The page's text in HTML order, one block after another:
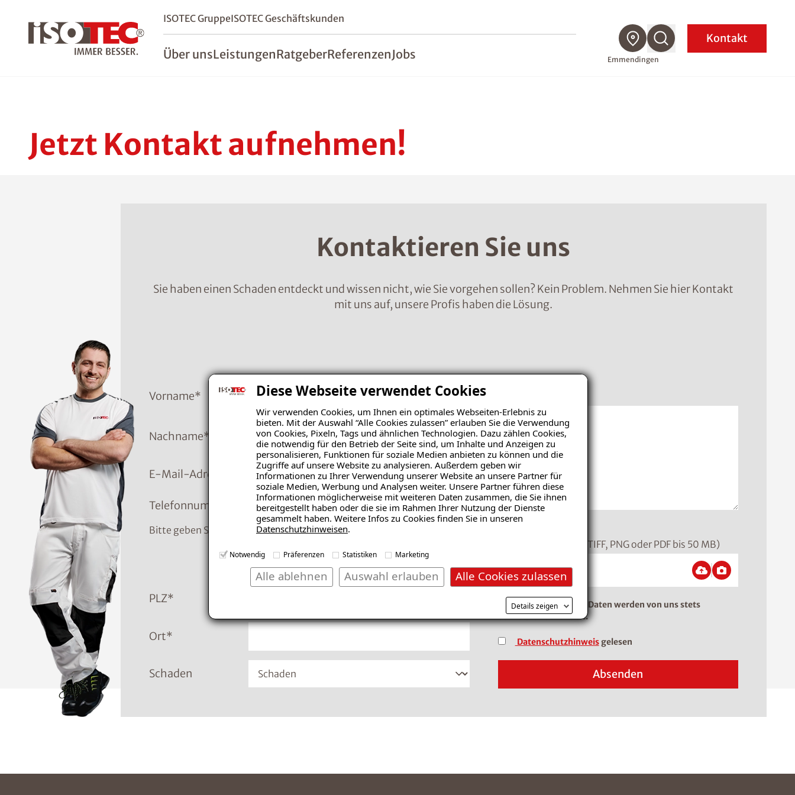
Diese Webseite verwendet Cookies
Wir verwenden Cookies, um Ihnen ein optimales Webseiten-Erlebnis zu
bieten. Mit der Auswahl “Alle Cookies zulassen” erlauben Sie die Verwendung
von Cookies, Pixeln, Tags und ähnlichen Technologien. Dazu zählen Cookies,
die notwendig für den Betrieb der Seite sind, um Inhalte und Anzeigen zu
personalisieren, Funktionen für soziale Medien anbieten zu können und die
Zugriffe auf unsere Website zu analysieren. Außerdem geben wir
Informationen zu Ihrer Verwendung unserer Website an unsere Partner für
soziale Medien, Werbung und Analysen weiter. Unsere Partner führen diese
Informationen möglicherweise mit weiteren Daten zusammen, die Sie ihnen
bereitgestellt haben oder die sie im Rahmen Ihrer Nutzung der Dienste
gesammelt haben. Weitere Infos zu Cookies finden Sie in unseren
Datenschutzhinweisen.
Notwendig Präferenzen Statistiken Marketing
Alle Cookies zulassen
Auswahl erlauben
Alle ablehnen
Details zeigen
ISOTEC GruppeISOTEC Geschäftskunden
Über unsLeistungenRatgeberReferenzenJobs Emmendingen
Kontakt
Jetzt Kontakt aufnehmen!
Kontaktieren Sie uns
Sie haben einen Schaden entdeckt und wissen nicht, wie Sie vorgehen sollen? Kein Problem. Nehmen Sie hier Kontakt
mit uns auf, unsere Profis haben die Lösung.
Vorname*
Nachname*
E-Mail-Adresse
Telefonnummer
Bitte geben Sie die Telefonnummer im Format +49 8001121129 ein
PLZ*
Ort*
Schaden
(Dateiformat: JPEG, TIFF, PNG oder PDF bis 50 MB)
*Pflichtangaben. Ihre Daten werden von uns stets
vertraulich behandelt.
Datenschutzhinweisgelesen
Absenden